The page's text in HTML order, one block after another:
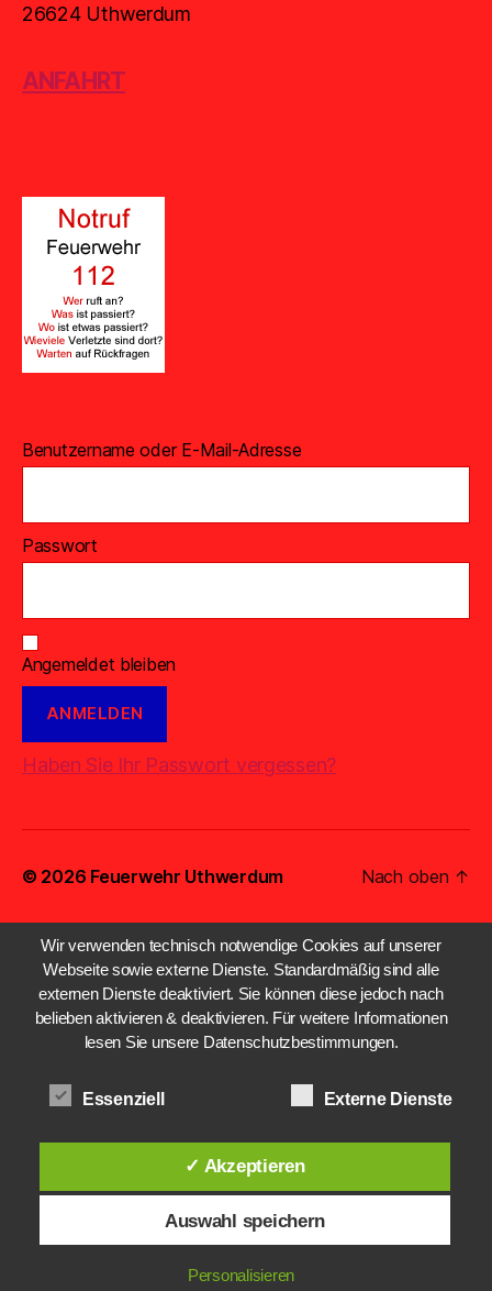
26624 Uthwerdum
ANFAHRT
Benutzername oder E-Mail-Adresse
Passwort
Angemeldet bleiben
Haben Sie Ihr Passwort vergessen?
© 2026 Feuerwehr Uthwerdum Nach oben ↑
Wir verwenden technisch notwendige Cookies auf unserer
Webseite sowie externe Dienste. Standardmäßig sind alle
externen Dienste deaktiviert. Sie können diese jedoch nach
belieben aktivieren & deaktivieren. Für weitere Informationen
lesen Sie unsere Datenschutzbestimmungen.
Essenziell Externe Dienste
✓ Akzeptieren
Auswahl speichern
Personalisieren